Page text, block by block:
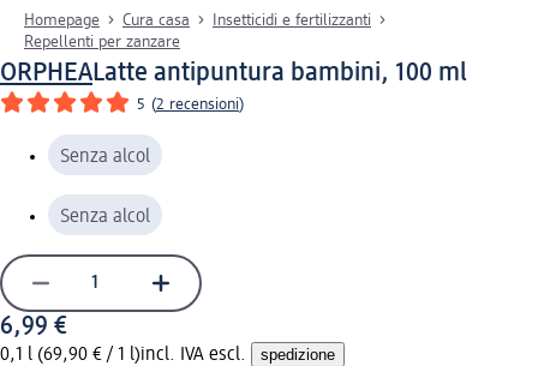
Homepage Cura casa
Insetticidi e fertilizzanti
Repellenti per zanzare
ORPHEALatte antipuntura bambini, 100 ml
5 (2 recensioni)
Senza alcol
Senza alcol
6,99 €
0,1 l (69,90 € / 1 l)incl. IVA escl. spedizione